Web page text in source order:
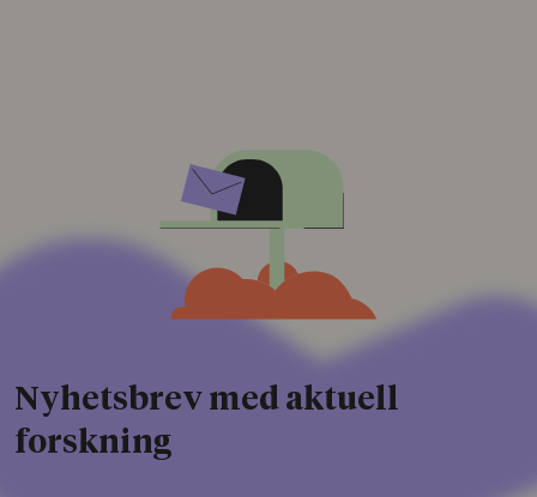
Nyhetsbrev med aktuell
forskning